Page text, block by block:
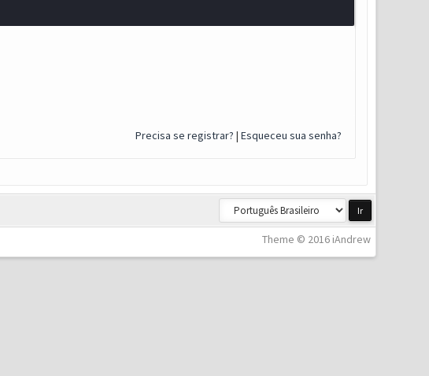
Precisa se registrar? | Esqueceu sua senha?
Theme © 2016 iAndrew